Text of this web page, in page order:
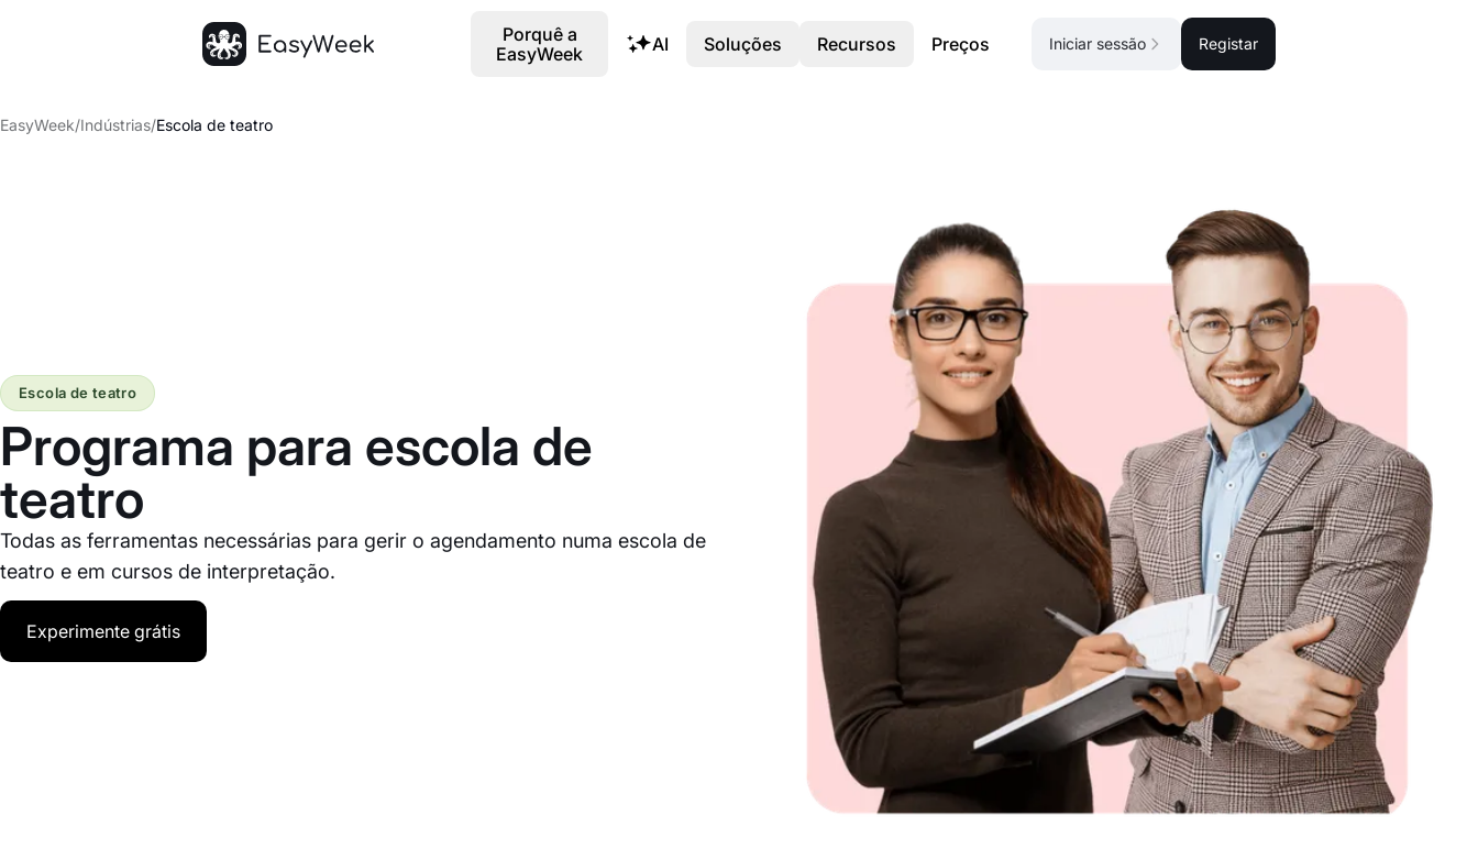
EasyWeek/Indústrias/Escola de teatro
Programa para escola de
teatro
Todas as ferramentas necessárias para gerir o agendamento numa escola de
teatro e em cursos de interpretação.
Escola de teatro
Experimente grátis
Porquê a
EasyWeek
AI Soluções Recursos Preços Iniciar sessão Registar